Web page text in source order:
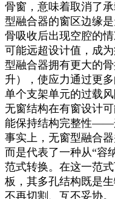
骨窗，意味着取消了
型融合器的窗区边缘
骨吸收后出现空腔的
可能远超设计值，成
型融合器拥有更大的
升），使应力通过更
单个支架单元的过载
无窗结构在有窗设计
能保持结构完整性——
事实上，无窗型融合
而是代表了一种从“容
范式转换。在这一范
板，其多孔结构既是
不再切割、互不妥协。